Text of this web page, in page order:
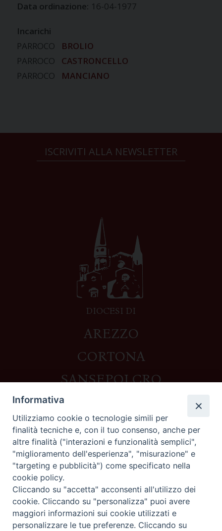
Data ordinazione: 16-04-1977
Incarichi
PARROCO
BROLIO
PARROCO
CASTRONCELLO
PARROCO
MANCIANO
ISCRIVITI ALLA NEWSLETTER
DIOCESI DI
AREZZO
CORTONA
SANSEPOLCRO
Contatti
Piazza del Duomo,1 - 52100 Arezzo
segreteria@diocesi.arezzo.it
Informativa privacy
Seguici su
Informativa
Utilizziamo cookie o tecnologie simili per
finalità tecniche e, con il tuo consenso, anche per
altre finalità ("interazioni e funzionalità semplici",
"miglioramento dell'esperienza", "misurazione" e
"targeting e pubblicità") come specificato nella
cookie policy.
Cliccando su "accetta" acconsenti all'utilizzo dei
cookie. Cliccando su "personalizza" puoi avere
maggiori informazioni sui cookie utilizzati e
personalizzare le tue preferenze. Cliccando su